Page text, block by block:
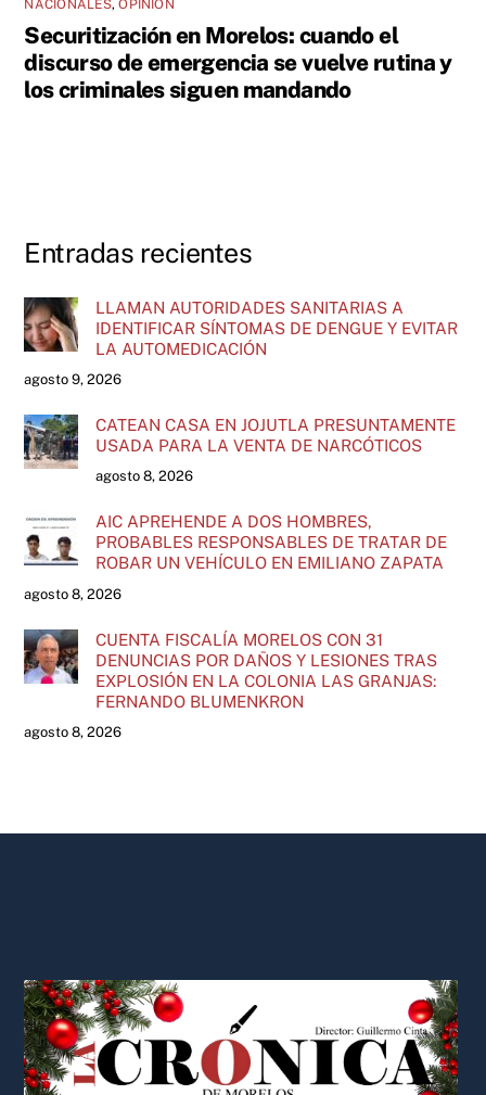
NACIONALES,OPINIÓN
Securitización en Morelos: cuando el
discurso de emergencia se vuelve rutina y
los criminales siguen mandando
Entradas recientes
LLAMAN AUTORIDADES SANITARIAS A
IDENTIFICAR SÍNTOMAS DE DENGUE Y EVITAR
LA AUTOMEDICACIÓN
agosto 9, 2026
CATEAN CASA EN JOJUTLA PRESUNTAMENTE
USADA PARA LA VENTA DE NARCÓTICOS
agosto 8, 2026
AIC APREHENDE A DOS HOMBRES,
PROBABLES RESPONSABLES DE TRATAR DE
ROBAR UN VEHÍCULO EN EMILIANO ZAPATA
agosto 8, 2026
CUENTA FISCALÍA MORELOS CON 31
DENUNCIAS POR DAÑOS Y LESIONES TRAS
EXPLOSIÓN EN LA COLONIA LAS GRANJAS:
FERNANDO BLUMENKRON
agosto 8, 2026
To
Top